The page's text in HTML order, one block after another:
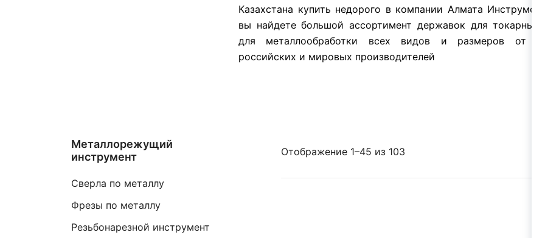
Казахстана купить недорого в компании Алмата
вы найдете большой ассортимент державок для токарных
для металлообработки всех видов и размеров от
российских и мировых производителей
Отображение 1–45 из 103
Металлорежущий
инструмент
Сверла по металлу
Фрезы по металлу
Резьбонарезной инструмент